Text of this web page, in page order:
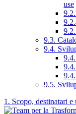
use
9.3.
9.4.
9.5.
1. Scopo, destinatari